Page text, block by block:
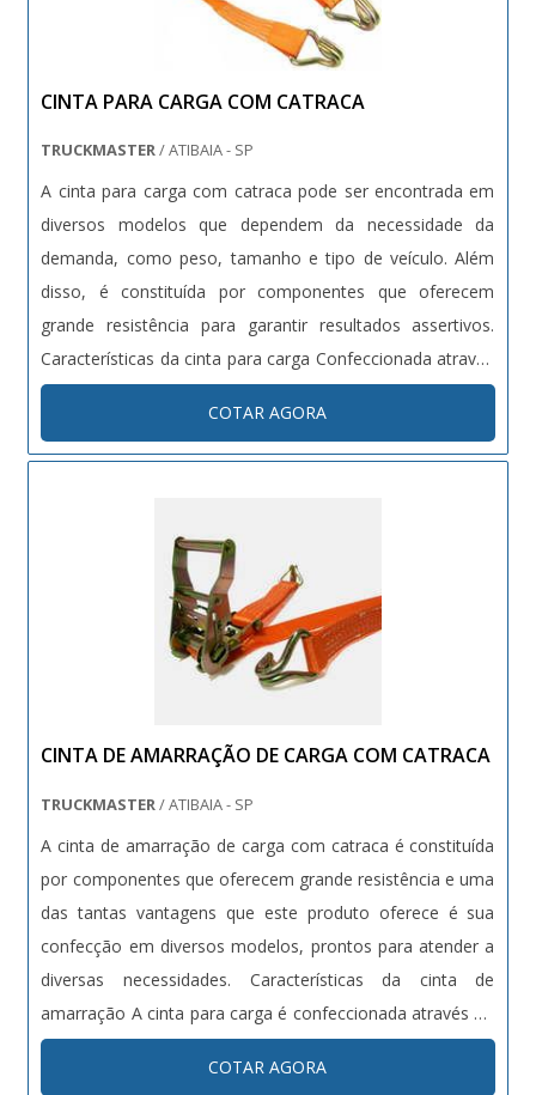
CINTA PARA CARGA COM CATRACA
TRUCKMASTER/ ATIBAIA - SP
A cinta para carga com catraca pode ser encontrada em
diversos modelos que dependem da necessidade da
demanda, como peso, tamanho e tipo de veículo. Além
disso, é constituída por componentes que oferecem
grande resistência para garantir resultados assertivos.
Características da cinta para carga Confeccionada através
do poliéster, material de alta resistência e ótima
durabilidade, a cinta para carga possui: Propriedade para
manter a seguranç...
COTAR AGORA
CINTA DE AMARRAÇÃO DE CARGA COM CATRACA
TRUCKMASTER/ ATIBAIA - SP
A cinta de amarração de carga com catraca é constituída
por componentes que oferecem grande resistência e uma
das tantas vantagens que este produto oferece é sua
confecção em diversos modelos, prontos para atender a
diversas necessidades. Características da cinta de
amarração A cinta para carga é confeccionada através do
poliéster, material de alta resistência e ótima durabilidade.
Por isso este equipamento possui: Propriedade para
COTAR AGORA